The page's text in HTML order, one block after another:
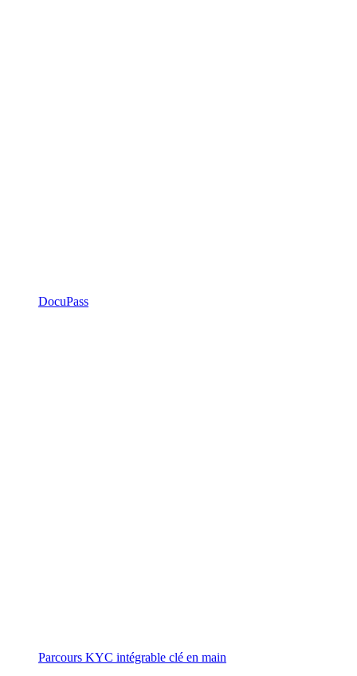
DocuPass
Parcours KYC intégrable clé en main